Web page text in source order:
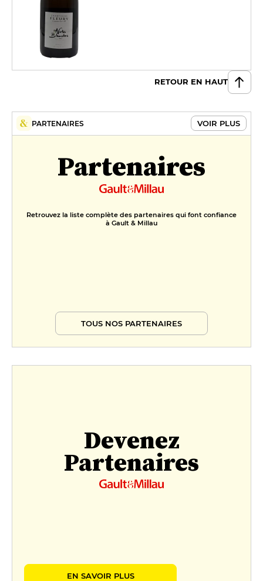
RETOUR EN HAUT
PARTENAIRES VOIR PLUS
Partenaires
Retrouvez la liste complète des partenaires qui font confiance
à Gault & Millau
TOUS NOS PARTENAIRES
Devenez
Partenaires
EN SAVOIR PLUS